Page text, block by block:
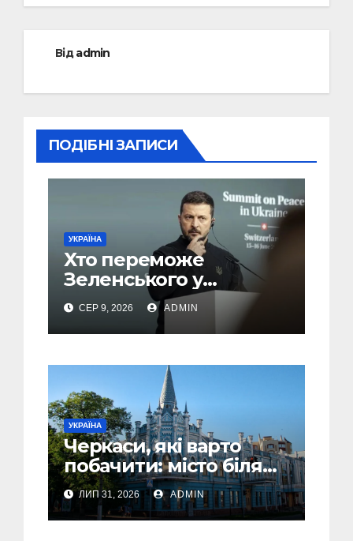
Відadmin
ПОДІБНІ ЗАПИСИ
УКРАЇНА
Хто переможе
Зеленського у
другому турі виборів
президента України –
новий рейтинг SOCIS
СЕР 9, 2026 ADMIN
УКРАЇНА
Черкаси, які варто
побачити: місто біля
Дніпра, зелені парки
та місця з особливою
атмосферою
ЛИП 31, 2026 ADMIN